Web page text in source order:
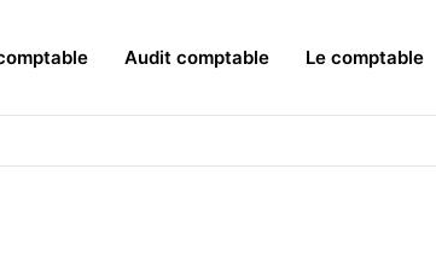
Audit comptable Le comptable